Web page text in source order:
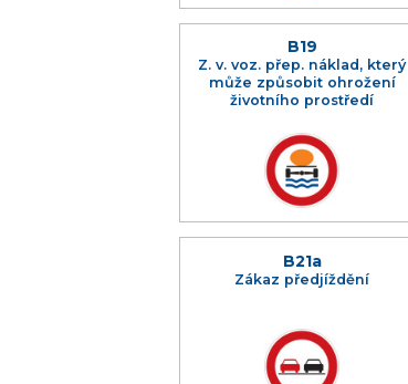
B19
Z. v. voz. přep. náklad, který
může způsobit ohrožení
životního prostředí
B21a
Zákaz předjíždění